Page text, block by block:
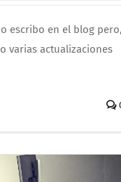
escribo en el blog pero,
varias actualizaciones